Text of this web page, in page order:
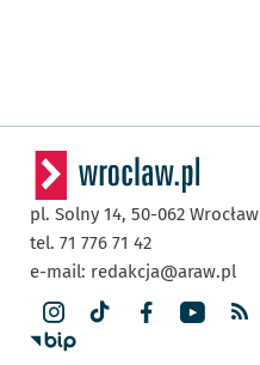
pl. Solny 14, 50-062 Wrocław
tel. 71 776 71 42
e-mail: redakcja@araw.pl